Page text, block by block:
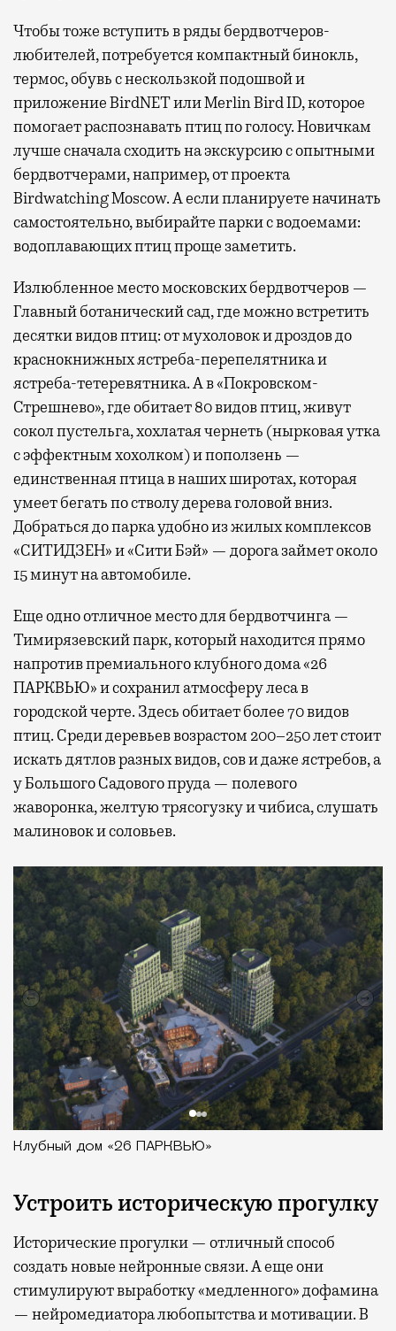
Чтобы тоже вступить в ряды бердвотчеров-
любителей, потребуется компактный бинокль,
термос, обувь с нескользкой подошвой и
приложение BirdNET или Merlin Bird ID, которое
помогает распознавать птиц по голосу. Новичкам
лучше сначала сходить на экскурсию с опытными
бердвотчерами, например, от проекта
Birdwatching Moscow. А если планируете начинать
самостоятельно, выбирайте парки с водоемами:
водоплавающих птиц проще заметить.
Излюбленное место московских бердвотчеров —
Главный ботанический сад, где можно встретить
десятки видов птиц: от мухоловок и дроздов до
краснокнижных ястреба-перепелятника и
ястреба-тетеревятника. А в «Покровском-
Стрешнево», где обитает 80 видов птиц, живут
сокол пустельга, хохлатая чернеть (нырковая утка
с эффектным хохолком) и поползень —
единственная птица в наших широтах, которая
умеет бегать по стволу дерева головой вниз.
Добраться до парка удобно из жилых комплексов
«СИТИДЗЕН» и «Сити Бэй» — дорога займет около
15 минут на автомобиле.
Еще одно отличное место для бердвотчинга —
Тимирязевский парк, который находится прямо
напротив премиального клубного дома «26
ПАРКВЬЮ» и сохранил атмосферу леса в
городской черте. Здесь обитает более 70 видов
птиц. Среди деревьев возрастом 200–250 лет стоит
искать дятлов разных видов, сов и даже ястребов, а
у Большого Садового пруда — полевого
жаворонка, желтую трясогузку и чибиса, слушать
малиновок и соловьев.
Клубный дом «26 ПАРКВЬЮ»
Устроить историческую прогулку
Исторические прогулки — отличный способ
создать новые нейронные связи. А еще они
стимулируют выработку «медленного» дофамина
— нейромедиатора любопытства и мотивации. В